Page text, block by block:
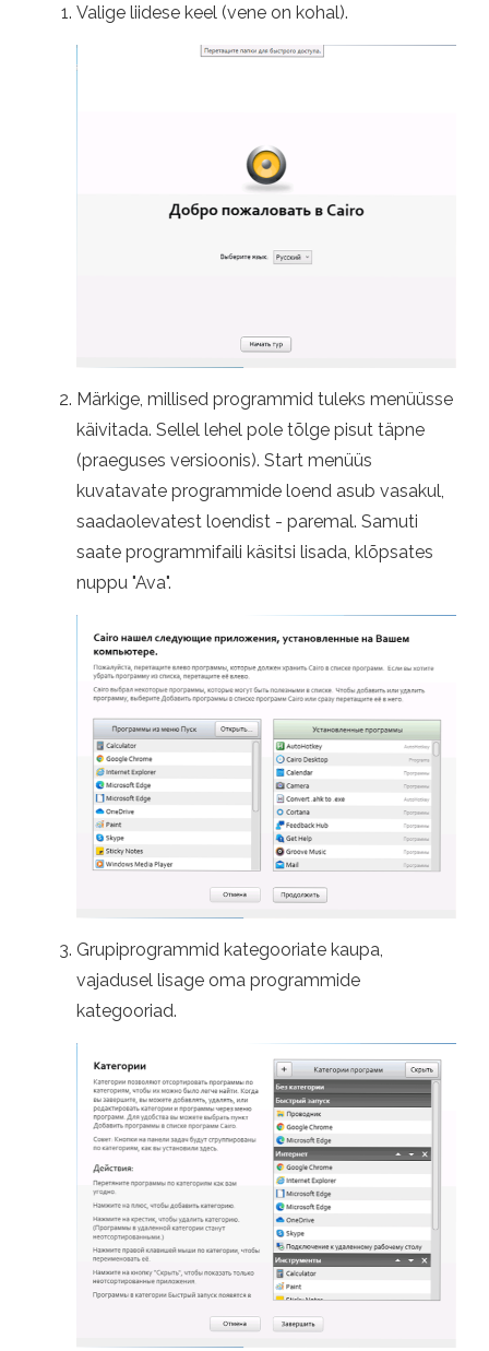
Valige liidese keel (vene on kohal).
Märkige, millised programmid tuleks menüüsse
käivitada. Sellel lehel pole tõlge pisut täpne
(praeguses versioonis). Start menüüs
kuvatavate programmide loend asub vasakul,
saadaolevatest loendist - paremal. Samuti
saate programmifaili käsitsi lisada, klõpsates
nuppu "Ava".
Grupiprogrammid kategooriate kaupa,
vajadusel lisage oma programmide
kategooriad.